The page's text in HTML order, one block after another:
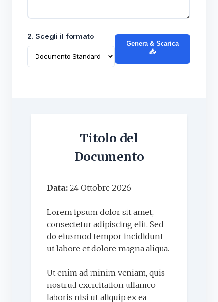
2. Scegli il formato
Genera & Scarica
📥
Titolo del
Documento
Data: 24 Ottobre 2026
Lorem ipsum dolor sit amet,
consectetur adipiscing elit. Sed
do eiusmod tempor incididunt
ut labore et dolore magna aliqua.
Ut enim ad minim veniam, quis
nostrud exercitation ullamco
laboris nisi ut aliquip ex ea